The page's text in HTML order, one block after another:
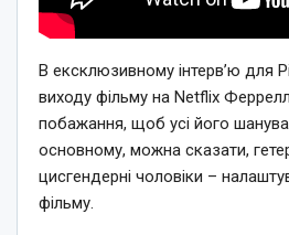
В ексклюзивному інтерв’ю для
виходу фільму на Netflix
побажання, щоб усі його
основному, можна сказати,
цисгендерні чоловіки –
фільму.